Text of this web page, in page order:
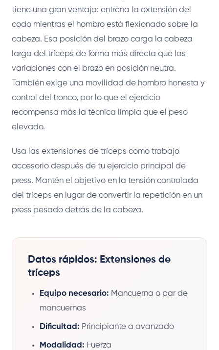
tiene una gran ventaja: entrena la extensión del
codo mientras el hombro está flexionado sobre la
cabeza. Esa posición del brazo carga la cabeza
larga del tríceps de forma más directa que las
variaciones con el brazo en posición neutra.
También exige una movilidad de hombro honesta y
control del tronco, por lo que el ejercicio
recompensa más la técnica limpia que el peso
elevado.
Usa las extensiones de tríceps como trabajo
accesorio después de tu ejercicio principal de
press. Mantén el objetivo en la tensión controlada
del tríceps en lugar de convertir la repetición en un
press pesado detrás de la cabeza.
Datos rápidos: Extensiones de
tríceps
Equipo necesario: Mancuerna o par de
mancuernas
Dificultad: Principiante a avanzado
Modalidad: Fuerza